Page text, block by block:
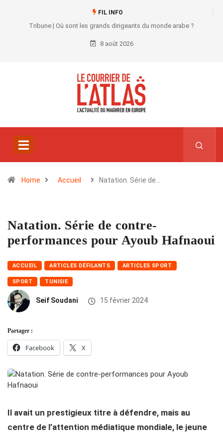
FIL INFO
Tribune | Où sont les grands dirigeants du monde arabe ?
8 août 2026
Home Accueil Natation. Série de…
Natation. Série de contre-
performances pour Ayoub Hafnaoui
ACCUEIL ARTICLES DÉFILANTS ARTICLES SPORT
SPORT TUNISIE
Seif Soudani 15 février 2024
Partager :
Facebook X
Il avait un prestigieux titre à défendre, mais au
centre de l’attention médiatique mondiale, le jeune